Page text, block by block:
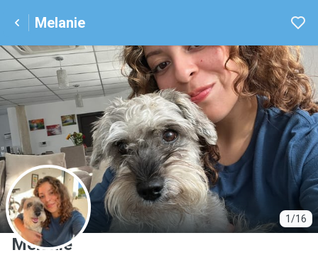
Melanie
1/16
M
Melanie